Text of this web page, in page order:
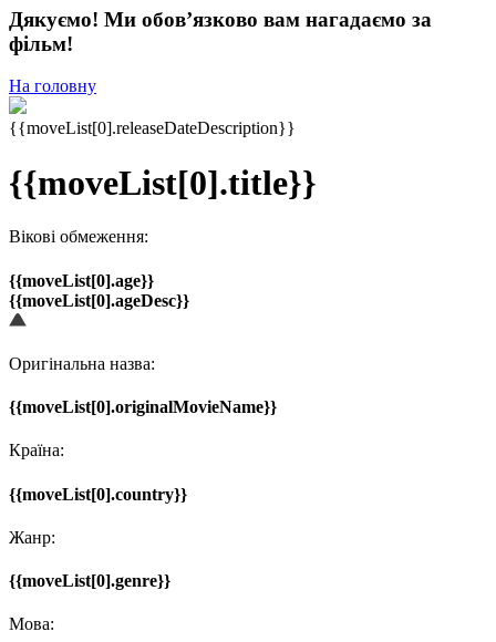
Дякуємо! Ми обовʼязково вам нагадаємо за
фільм!
На головну
{{moveList[0].releaseDateDescription}}
{{moveList[0].title}}
Вікові обмеження:
{{moveList[0].age}}
{{moveList[0].ageDesc}}
Оригінальна назва:
{{moveList[0].originalMovieName}}
Країна:
{{moveList[0].country}}
Жанр:
{{moveList[0].genre}}
Мова: